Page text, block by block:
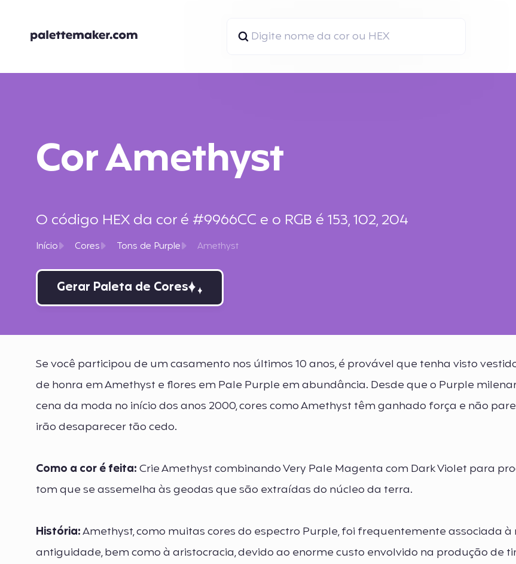
Cor Amethyst
O código HEX da cor é #9966CC e o RGB é 153, 102, 204
Início Cores Tons de Purple Amethyst
Gerar Paleta de Cores
Se você participou de um casamento nos últimos 10 anos, é provável que tenha visto
de honra em Amethyst e flores em Pale Purple em abundância. Desde que o Purple
cena da moda no início dos anos 2000, cores como Amethyst têm ganhado força e não
irão desaparecer tão cedo.
Como a cor é feita:Crie Amethyst combinando Very Pale Magenta com Dark Violet para
tom que se assemelha às geodas que são extraídas do núcleo da terra.
História:Amethyst, como muitas cores do espectro Purple, foi frequentemente associada à
antiguidade, bem como à aristocracia, devido ao enorme custo envolvido na produção de